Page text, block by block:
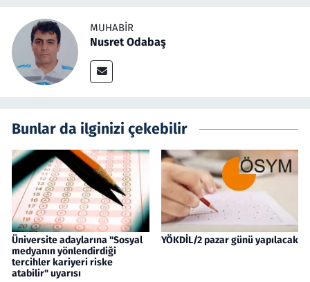
MUHABIR
Nusret Odabaş
Bunlar da ilginizi çekebilir
Üniversite adaylarına "Sosyal
medyanın yönlendirdiği
tercihler kariyeri riske
atabilir" uyarısı
YÖKDİL/2 pazar günü yapılacak